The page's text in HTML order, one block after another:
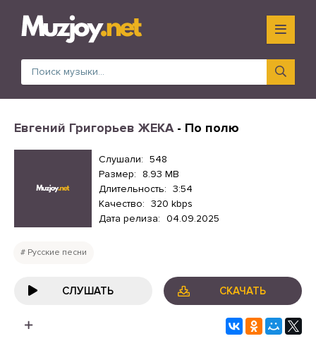
Евгений Григорьев ЖЕКА- По полю
Слушали: 548
Размер:
8.93 MB
Длительность: 3:54
Качество: 320 kbps
Дата релиза: 04.09.2025
Русские песни
СЛУШАТЬ СКАЧАТЬ